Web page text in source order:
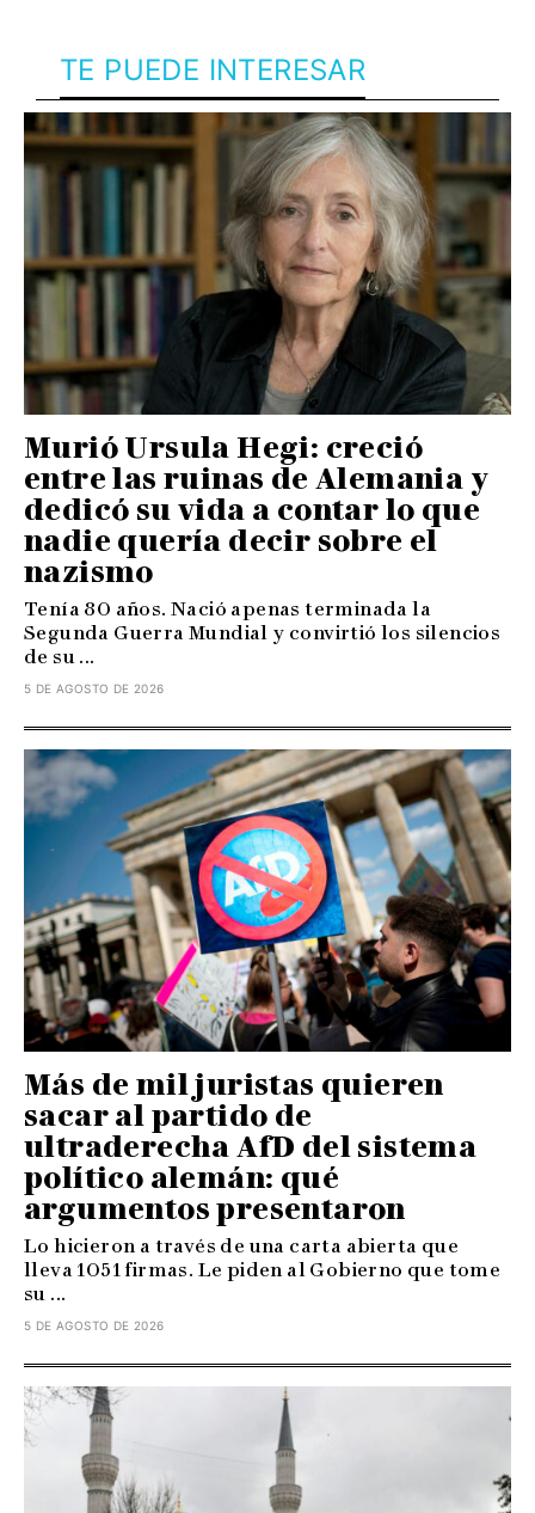
TE PUEDE INTERESAR
Murió Ursula Hegi: creció
entre las ruinas de Alemania y
dedicó su vida a contar lo que
nadie quería decir sobre el
nazismo
Tenía 80 años. Nació apenas terminada la
Segunda Guerra Mundial y convirtió los silencios
de su ...
5 DE AGOSTO DE 2026
Más de mil juristas quieren
sacar al partido de
ultraderecha AfD del sistema
político alemán: qué
argumentos presentaron
Lo hicieron a través de una carta abierta que
lleva 1051 firmas. Le piden al Gobierno que tome
su ...
5 DE AGOSTO DE 2026